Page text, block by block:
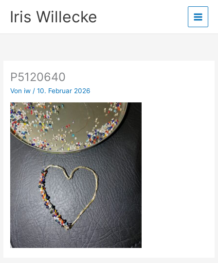
InhaltIris Willecke
P5120640
Von iw /10. Februar 2026